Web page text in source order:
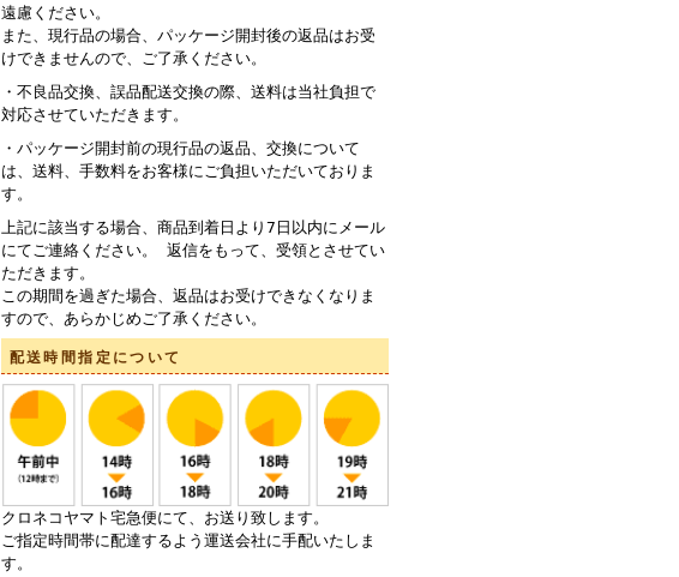
遠慮ください。
また、現行品の場合、パッケージ開封後の返品はお受
けできませんので、ご了承ください。
・不良品交換、誤品配送交換の際、送料は当社負担で
対応させていただきます。
・パッケージ開封前の現行品の返品、交換について
は、送料、手数料をお客様にご負担いただいておりま
す。
上記に該当する場合、商品到着日より7日以内にメール
にてご連絡ください。 返信をもって、受領とさせてい
ただきます。
この期間を過ぎた場合、返品はお受けできなくなりま
すので、あらかじめご了承ください。
配送時間指定について
クロネコヤマト宅急便にて、お送り致します。
ご指定時間帯に配達するよう運送会社に手配いたしま
す。